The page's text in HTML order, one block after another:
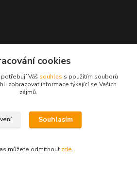
718 046, volba 3
cookies
Váš souhlas s použitím souborů
zobrazovat informace týkající se Vašich
zájmů.
Souhlasím
můžete odmítnout zde.